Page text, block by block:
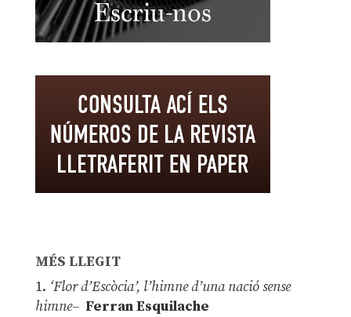
MÉS LLEGIT
1. ‘Flor d’Escòcia’, l’himne d’una nació sense
himne– Ferran Esquilache